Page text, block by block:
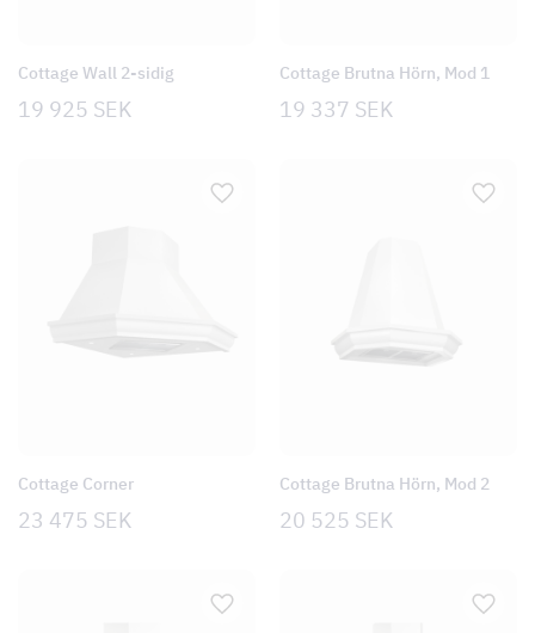
Cottage Wall 2-sidig
19 925 SEK
Cottage Brutna Hörn, Mod 1
19 337 SEK
Cottage Corner
23 475 SEK
Cottage Brutna Hörn, Mod 2
20 525 SEK